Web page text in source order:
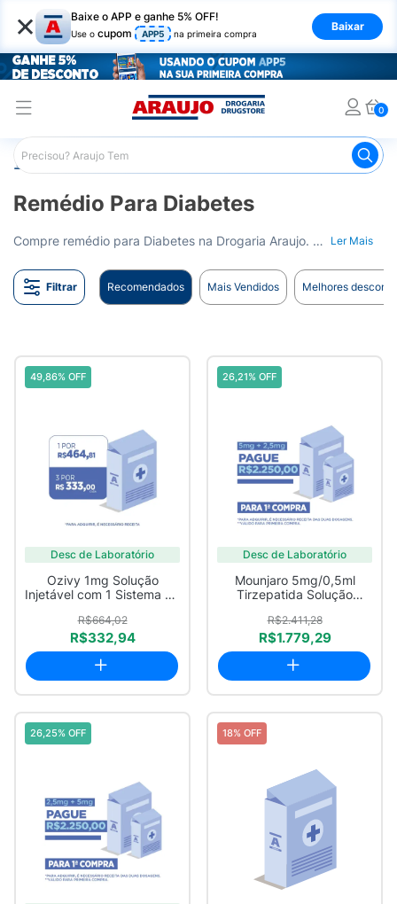
× Baixe o APP e ganhe 5% OFF!
Use o cupom APP5 na primeira compra
Baixar
0
Araujo Medicamentos
Remédio Para Diabetes
Compre remédio para Diabetes na Drogaria Araujo. Opções variadas para o controle da sua glicose. Entrega para todo o Brasil. Ler Mais
Filtrar Recomendados Mais Vendidos Melhores
49,86% OFF
Desc de Laboratório
Ozivy 1mg Solução
Injetável com 1 Sistema de
R$664,02
R$332,94
26,21% OFF
Desc de Laboratório
Mounjaro 5mg/0,5ml
Tirzepatida Solução
R$2.411,28
R$1.779,29
26,25% OFF 18% OFF